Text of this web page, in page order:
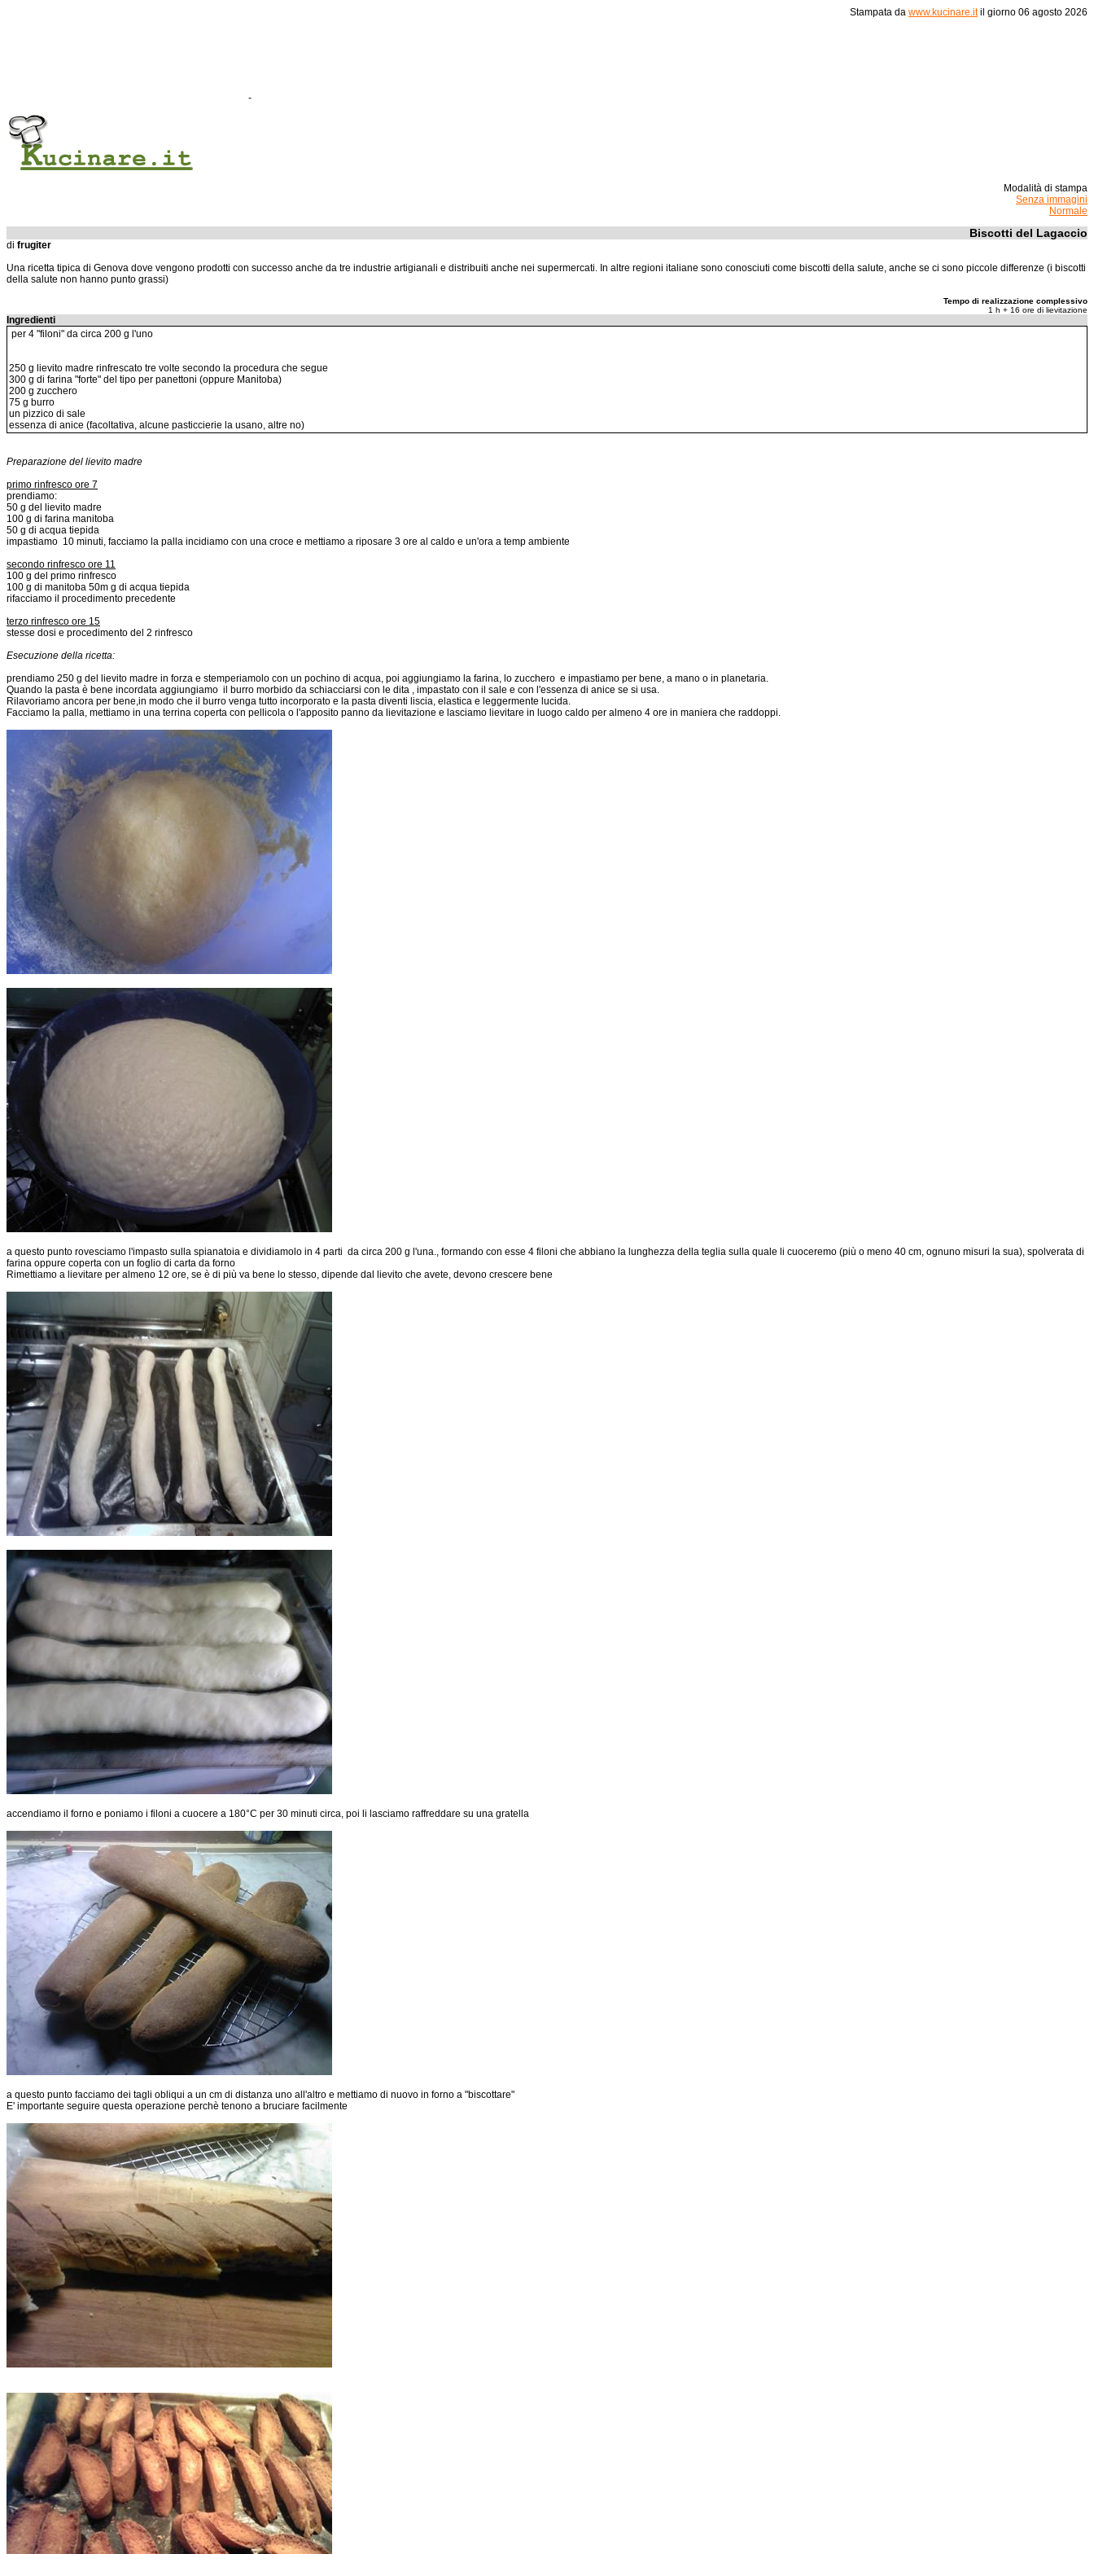
Stampata da www.kucinare.itil giorno 06 agosto 2026
-
Modalità di stampa
Senza immagini
Normale
Biscotti del Lagaccio
di frugiter
Una ricetta tipica di Genova dove vengono prodotti con successo anche da tre industrie artigianali e distribuiti anche nei supermercati. In altre regioni italiane sono conosciuti come biscotti della salute, anche se ci sono piccole differenze (i biscotti
della salute non hanno punto grassi)
Tempo di realizzazione complessivo
1 h + 16 ore di lievitazione
Ingredienti
per 4 "filoni" da circa 200 g l'uno
250 g lievito madre rinfrescato tre volte secondo la procedura che segue
300 g di farina "forte" del tipo per panettoni (oppure Manitoba)
200 g zucchero
75 g burro
un pizzico di sale
essenza di anice (facoltativa, alcune pasticcierie la usano, altre no)
Preparazione del lievito madre
primo rinfresco ore 7
prendiamo:
50 g del lievito madre
100 g di farina manitoba
50 g di acqua tiepida
impastiamo 10 minuti, facciamo la palla incidiamo con una croce e mettiamo a riposare 3 ore al caldo e un'ora a temp ambiente
secondo rinfresco ore 11
100 g del primo rinfresco
100 g di manitoba 50m g di acqua tiepida
rifacciamo il procedimento precedente
terzo rinfresco ore 15
stesse dosi e procedimento del 2 rinfresco
Esecuzione della ricetta:
prendiamo 250 g del lievito madre in forza e stemperiamolo con un pochino di acqua, poi aggiungiamo la farina, lo zucchero e impastiamo per bene, a mano o in planetaria.
Quando la pasta è bene incordata aggiungiamo il burro morbido da schiacciarsi con le dita , impastato con il sale e con l'essenza di anice se si usa.
Rilavoriamo ancora per bene,in modo che il burro venga tutto incorporato e la pasta diventi liscia, elastica e leggermente lucida.
Facciamo la palla, mettiamo in una terrina coperta con pellicola o l'apposito panno da lievitazione e lasciamo lievitare in luogo caldo per almeno 4 ore in maniera che raddoppi.
a questo punto rovesciamo l'impasto sulla spianatoia e dividiamolo in 4 parti da circa 200 g l'una., formando con esse 4 filoni che abbiano la lunghezza della teglia sulla quale li cuoceremo (più o meno 40 cm, ognuno misuri la sua), spolverata di
farina oppure coperta con un foglio di carta da forno
Rimettiamo a lievitare per almeno 12 ore, se è di più va bene lo stesso, dipende dal lievito che avete, devono crescere bene
accendiamo il forno e poniamo i filoni a cuocere a 180°C per 30 minuti circa, poi li lasciamo raffreddare su una gratella
a questo punto facciamo dei tagli obliqui a un cm di distanza uno all'altro e mettiamo di nuovo in forno a "biscottare"
E' importante seguire questa operazione perchè tenono a bruciare facilmente